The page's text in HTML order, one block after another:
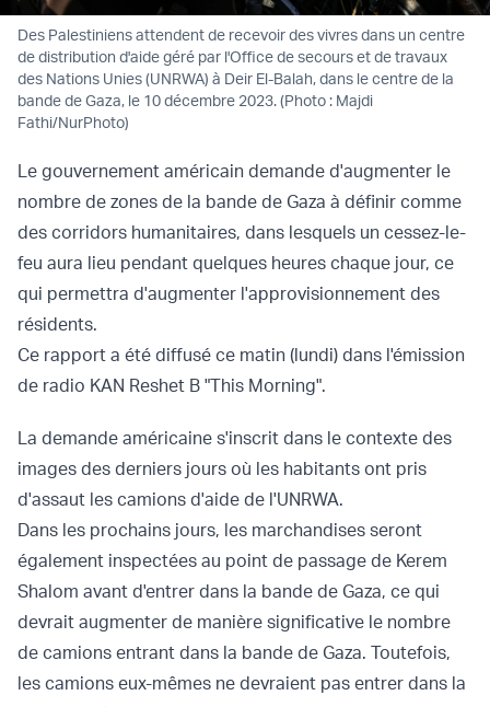
Des Palestiniens attendent de recevoir des vivres dans un centre
de distribution d'aide géré par l'Office de secours et de travaux
des Nations Unies (UNRWA) à Deir El-Balah, dans le centre de la
bande de Gaza, le 10 décembre 2023. (Photo : Majdi
Fathi/NurPhoto)
Le gouvernement américain demande d'augmenter le
nombre de zones de la bande de Gaza à définir comme
des corridors humanitaires, dans lesquels un cessez-le-
feu aura lieu pendant quelques heures chaque jour, ce
qui permettra d'augmenter l'approvisionnement des
résidents.
Ce rapport a été diffusé ce matin (lundi) dans l'émission
de radio KAN Reshet B "This Morning".
La demande américaine s'inscrit dans le contexte des
images des derniers jours où les habitants ont pris
d'assaut les camions d'aide de l'UNRWA.
Dans les prochains jours, les marchandises seront
également inspectées au point de passage de Kerem
Shalom avant d'entrer dans la bande de Gaza, ce qui
devrait augmenter de manière significative le nombre
de camions entrant dans la bande de Gaza. Toutefois,
les camions eux-mêmes ne devraient pas entrer dans la